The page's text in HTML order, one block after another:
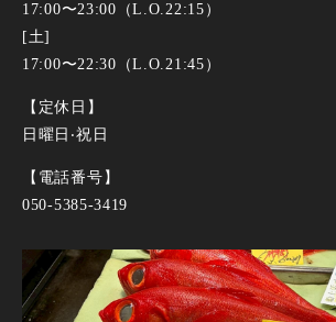
17:00〜23:00（L.O.22:15）
[⼟]
17:00〜22:30（L.O.21:45）
【定休日】
⽇曜⽇‧祝⽇
【電話番号】
050-5385-3419